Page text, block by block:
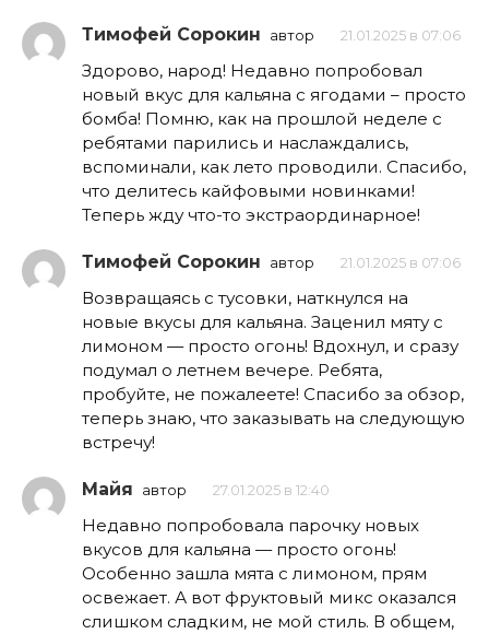
Тимофей Сорокин автор 21.01.2025 в 07:06
Здорово, народ! Недавно попробовал
новый вкус для кальяна с ягодами – просто
бомба! Помню, как на прошлой неделе с
ребятами парились и наслаждались,
вспоминали, как лето проводили. Спасибо,
что делитесь кайфовыми новинками!
Теперь жду что-то экстраординарное!
Тимофей Сорокин автор 21.01.2025 в 07:06
Возвращаясь с тусовки, наткнулся на
новые вкусы для кальяна. Заценил мяту с
лимоном — просто огонь! Вдохнул, и сразу
подумал о летнем вечере. Ребята,
пробуйте, не пожалеете! Спасибо за обзор,
теперь знаю, что заказывать на следующую
встречу!
Майя автор 27.01.2025 в 12:40
Недавно попробовала парочку новых
вкусов для кальяна — просто огонь!
Особенно зашла мята с лимоном, прям
освежает. А вот фруктовый микс оказался
слишком сладким, не мой стиль. В общем,